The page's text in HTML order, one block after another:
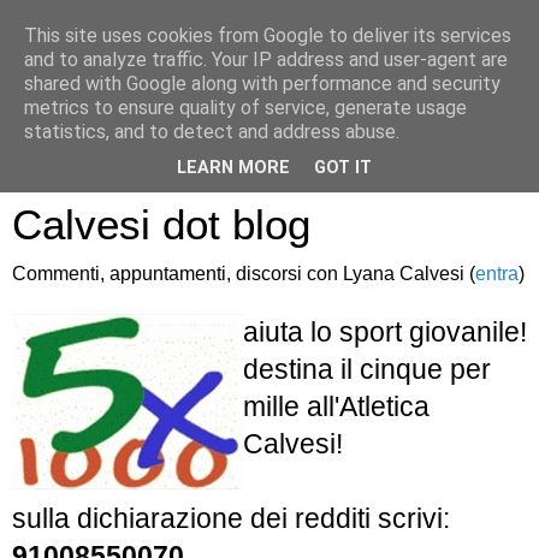
Atletica Sandro
Calvesi dot blog
Commenti, appuntamenti, discorsi con Lyana Calvesi (entra)
aiuta lo sport giovanile!
destina il cinque per
mille all'Atletica
Calvesi!
sulla dichiarazione dei redditi scrivi:
This site uses cookies from Google to deliver its services
and to analyze traffic. Your IP address and user-agent are
shared with Google along with performance and security
metrics to ensure quality of service, generate usage
statistics, and to detect and address abuse.
LEARN MORE GOT IT